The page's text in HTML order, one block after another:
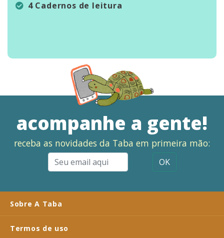
4 Cadernos de leitura
acompanhe a gente!
receba as novidades da Taba em primeira mão:
OK
Sobre A Taba
Termos de uso